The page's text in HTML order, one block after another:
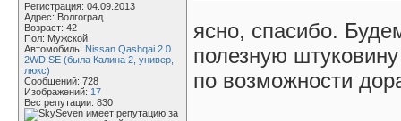
Регистрация: 04.09.2013
Адрес: Волгоград
Возраст: 42
Пол: Мужской
Автомобиль: Nissan Qashqai 2.0
2WD SE (была Калина 2, универ,
люкс)
Сообщений: 728
Изображений: 17
Вес репутации: 830
ясно, спасибо.
полезную
по возможности